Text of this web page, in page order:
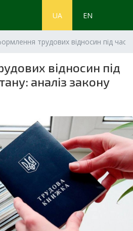
UA EN
трудових відносин під час
відносин під
аналіз закону